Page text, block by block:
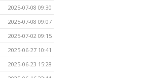
2025-07-08 09:30
2025-07-08 09:07
2025-07-02 09:15
2025-06-27 10:41
2025-06-23 15:28